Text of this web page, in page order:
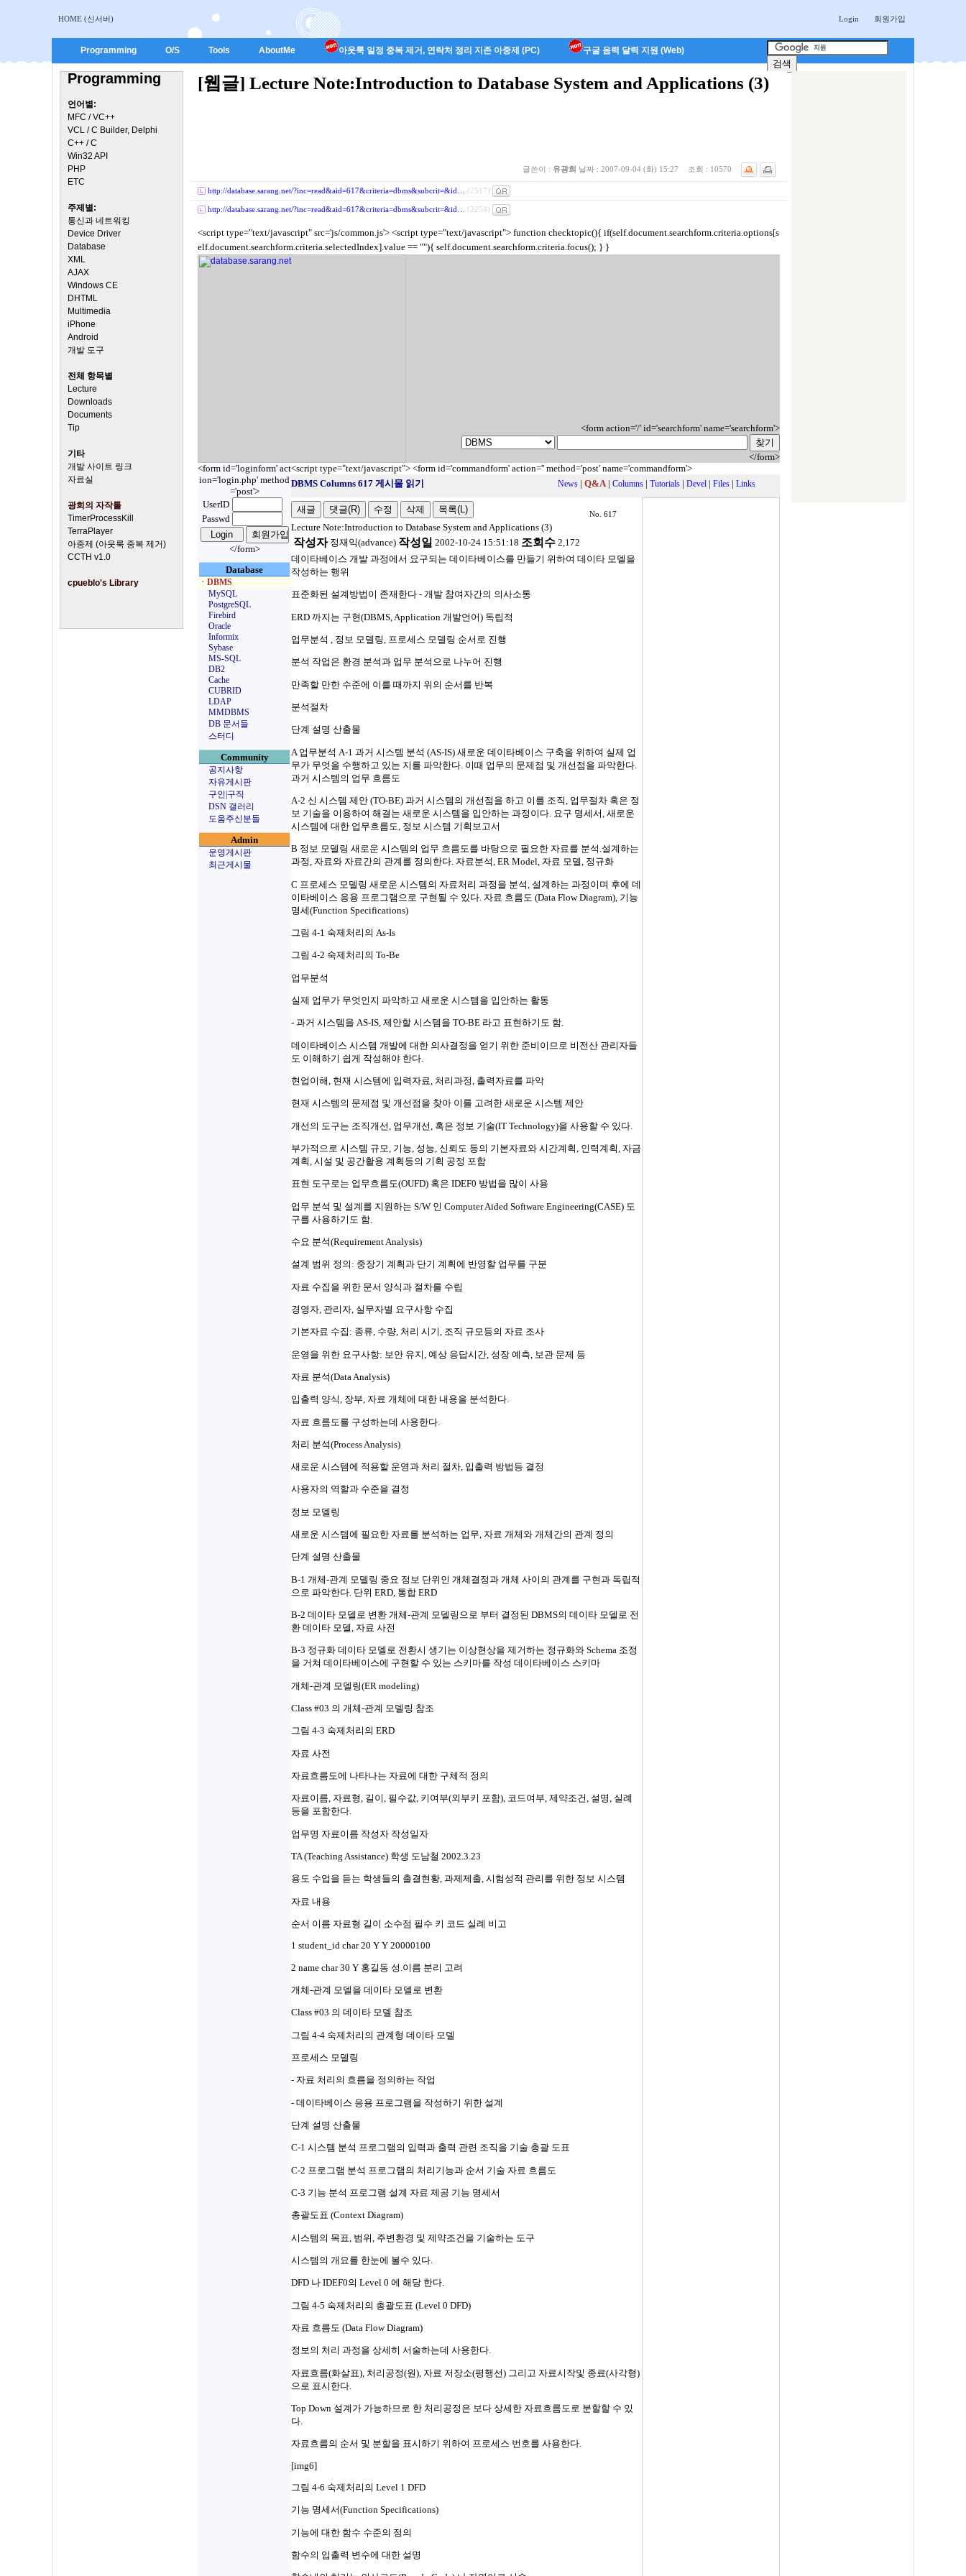
HOME (신서버) Login 회원가입
Programming O/S Tools AboutMe 아웃룩 일정 중복 제거, 연락처 정리 지존 아중제 (PC) 구글 음력 달력 지원 (Web)
Programming
언어별:
MFC / VC++
VCL / C Builder, Delphi
C++ / C
Win32 API
PHP
ETC
주제별:
통신과 네트워킹
Device Driver
Database
XML
AJAX
Windows CE
DHTML
Multimedia
iPhone
Android
개발 도구
전체 항목별
Lecture
Downloads
Documents
Tip
기타
개발 사이트 링크
자료실
광희의 자작툴
TimerProcessKill
TerraPlayer
아중제 (아웃룩 중복 제거)
CCTH v1.0
cpueblo's Library
[웹글] Lecture Note:Introduction to Database System and Applications (3)
글쓴이 : 유광희 날짜 : 2007-09-04 (화) 15:27 조회 : 10570
http://database.sarang.net/?inc=read&aid=617&criteria=dbms&subcrit=&id… (2517)
http://database.sarang.net/?inc=read&aid=617&criteria=dbms&subcrit=&id… (2254)
<script type="text/javascript" src='js/common.js'> <script type="text/javascript"> function checktopic(){ if(self.document.searchform.criteria.options[s
elf.document.searchform.criteria.selectedIndex].value == ""){ self.document.searchform.criteria.focus(); } }
<form action='/' id='searchform' name='searchform'>
</form>
<form id='loginform' act
ion='login.php' method
='post'>
UserID
Passwd
</form>
Database
ㆍDBMS
MySQL
PostgreSQL
Firebird
Oracle
Informix
Sybase
MS-SQL
DB2
Cache
CUBRID
LDAP
MMDBMS
DB 문서들
스터디
Community
공지사항
자유게시판
구인|구직
DSN 갤러리
도움주신분들
Admin
운영게시판
최근게시물
<script type="text/javascript"> <form id='commandform' action='' method='post' name='commandform'>
DBMS Columns 617 게시물 읽기
News | Q&A| Columns | Tutorials | Devel | Files | Links
No. 617
Lecture Note:Introduction to Database System and Applications (3)
작성자 정재익(advance) 작성일 2002-10-24 15:51:18 조회수 2,172
데이타베이스 개발 과정에서 요구되는 데이타베이스를 만들기 위하여 데이타 모델을
작성하는 행위
표준화된 설계방법이 존재한다 - 개발 참여자간의 의사소통
ERD 까지는 구현(DBMS, Application 개발언어) 독립적
업무분석 , 정보 모델링, 프로세스 모델링 순서로 진행
분석 작업은 환경 분석과 업무 분석으로 나누어 진행
만족할 만한 수준에 이를 때까지 위의 순서를 반복
분석절차
단계 설명 산출물
A 업무분석 A-1 과거 시스템 분석 (AS-IS) 새로운 데이타베이스 구축을 위하여 실제 업
무가 무엇을 수행하고 있는 지를 파악한다. 이때 업무의 문제점 및 개선점을 파악한다.
과거 시스템의 업무 흐름도
A-2 신 시스템 제안 (TO-BE) 과거 시스템의 개선점을 하고 이를 조직, 업무절차 혹은 정
보 기술을 이용하여 해결는 새로운 시스템을 입안하는 과정이다. 요구 명세서, 새로운
시스템에 대한 업무흐름도, 정보 시스템 기획보고서
B 정보 모델링 새로운 시스템의 업무 흐름도를 바탕으로 필요한 자료를 분석.설계하는
과정, 자료와 자료간의 관계를 정의한다. 자료분석, ER Model, 자료 모델, 정규화
C 프로세스 모델링 새로운 시스템의 자료처리 과정을 분석, 설계하는 과정이며 후에 데
이타베이스 응용 프로그램으로 구현될 수 있다. 자료 흐름도 (Data Flow Diagram), 기능
명세(Function Specifications)
그림 4-1 숙제처리의 As-Is
그림 4-2 숙제처리의 To-Be
업무분석
실제 업무가 무엇인지 파악하고 새로운 시스템을 입안하는 활동
- 과거 시스템을 AS-IS, 제안할 시스템을 TO-BE 라고 표현하기도 함.
데이타베이스 시스템 개발에 대한 의사결정을 얻기 위한 준비이므로 비전산 관리자들
도 이해하기 쉽게 작성해야 한다.
현업이해, 현재 시스템에 입력자료, 처리과정, 출력자료를 파악
현재 시스템의 문제점 및 개선점을 찾아 이를 고려한 새로운 시스템 제안
개선의 도구는 조직개선, 업무개선, 혹은 정보 기술(IT Technology)을 사용할 수 있다.
부가적으로 시스템 규모, 기능, 성능, 신뢰도 등의 기본자료와 시간계획, 인력계획, 자금
계획, 시설 및 공간활용 계획등의 기획 공정 포함
표현 도구로는 업무흐름도(OUFD) 혹은 IDEF0 방법을 많이 사용
업무 분석 및 설계를 지원하는 S/W 인 Computer Aided Software Engineering(CASE) 도
구를 사용하기도 함.
수요 분석(Requirement Analysis)
설계 범위 정의: 중장기 계획과 단기 계획에 반영할 업무를 구분
자료 수집을 위한 문서 양식과 절차를 수립
경영자, 관리자, 실무자별 요구사항 수집
기본자료 수집: 종류, 수량, 처리 시기, 조직 규모등의 자료 조사
운영을 위한 요구사항: 보안 유지, 예상 응답시간, 성장 예측, 보관 문제 등
자료 분석(Data Analysis)
입출력 양식, 장부, 자료 개체에 대한 내용을 분석한다.
자료 흐름도를 구성하는데 사용한다.
처리 분석(Process Analysis)
새로운 시스템에 적용할 운영과 처리 절차, 입출력 방법등 결정
사용자의 역할과 수준을 결정
정보 모델링
새로운 시스템에 필요한 자료를 분석하는 업무, 자료 개체와 개체간의 관계 정의
단계 설명 산출물
B-1 개체-관계 모델링 중요 정보 단위인 개체결정과 개체 사이의 관계를 구현과 독립적
으로 파악한다. 단위 ERD, 통합 ERD
B-2 데이타 모델로 변환 개체-관계 모델링으로 부터 결정된 DBMS의 데이타 모델로 전
환 데이타 모델, 자료 사전
B-3 정규화 데이타 모델로 전환시 생기는 이상현상을 제거하는 정규화와 Schema 조정
을 거쳐 데이타베이스에 구현할 수 있는 스키마를 작성 데이타베이스 스키마
개체-관계 모델링(ER modeling)
Class #03 의 개체-관계 모델링 참조
그림 4-3 숙제처리의 ERD
자료 사전
자료흐름도에 나타나는 자료에 대한 구체적 정의
자료이름, 자료형, 길이, 필수값, 키여부(외부키 포함), 코드여부, 제약조건, 설명, 실례
등을 포함한다.
업무명 자료이름 작성자 작성일자
TA (Teaching Assistance) 학생 도남철 2002.3.23
용도 수업을 듣는 학생들의 출결현황, 과제제출, 시험성적 관리를 위한 정보 시스템
자료 내용
순서 이름 자료형 길이 소수점 필수 키 코드 실례 비고
1 student_id char 20 Y Y 20000100
2 name char 30 Y 홍길동 성.이름 분리 고려
개체-관계 모델을 데이타 모델로 변환
Class #03 의 데이타 모델 참조
그림 4-4 숙제처리의 관계형 데이타 모델
프로세스 모델링
- 자료 처리의 흐름을 정의하는 작업
- 데이타베이스 응용 프로그램을 작성하기 위한 설계
단계 설명 산출물
C-1 시스템 분석 프로그램의 입력과 출력 관련 조직을 기술 총괄 도표
C-2 프로그램 분석 프로그램의 처리기능과 순서 기술 자료 흐름도
C-3 기능 분석 프로그램 설계 자료 제공 기능 명세서
총괄도표 (Context Diagram)
시스템의 목표, 범위, 주변환경 및 제약조건을 기술하는 도구
시스템의 개요를 한눈에 볼수 있다.
DFD 나 IDEF0의 Level 0 에 해당 한다.
그림 4-5 숙제처리의 총괄도표 (Level 0 DFD)
자료 흐름도 (Data Flow Diagram)
정보의 처리 과정을 상세히 서술하는데 사용한다.
자료흐름(화살표), 처리공정(원), 자료 저장소(평행선) 그리고 자료시작및 종료(사각형)
으로 표시한다.
Top Down 설계가 가능하므로 한 처리공정은 보다 상세한 자료흐름도로 분할할 수 있
다.
자료흐름의 순서 및 분할을 표시하기 위하여 프로세스 번호를 사용한다.
[img6]
그림 4-6 숙제처리의 Level 1 DFD
기능 명세서(Function Specifications)
기능에 대한 함수 수준의 정의
함수의 입출력 변수에 대한 설명